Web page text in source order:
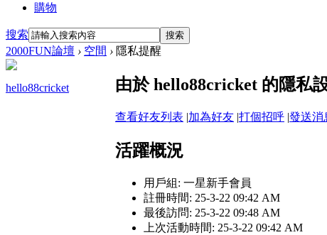
購物
搜索 搜索
2000FUN論壇 › 空間 › 隱私提醒
hello88cricket 由於 hello88cricket 的隱私
查看好友列表 |加為好友 |打個招呼 |發送消
活躍概況
用戶組: 一星新手會員
註冊時間: 25-3-22 09:42 AM
最後訪問: 25-3-22 09:48 AM
上次活動時間: 25-3-22 09:42 AM